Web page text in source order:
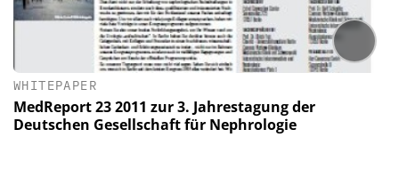
WHITEPAPER
MedReport 23 2011 zur 3. Jahrestagung der
Deutschen Gesellschaft für Nephrologie